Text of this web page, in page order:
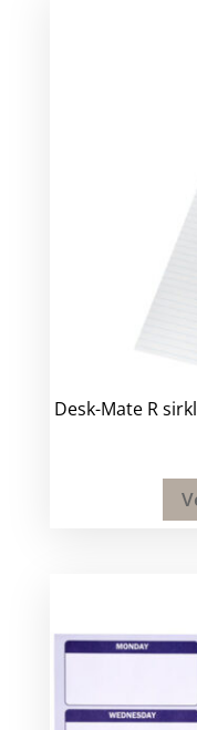
Desk-Mate R